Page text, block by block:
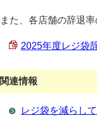
また、各店舗の辞退
2025年度レジ袋
関連情報
レジ袋を減らし